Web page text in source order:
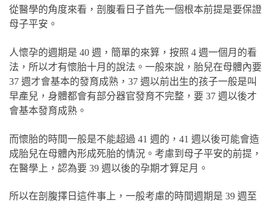
從醫學的角度來看，剖腹看日子首先一個根本前提是要保證
母子平安。
人懷孕的週期是 40 週，簡單的來算，按照 4 週一個月的看
法，所以才有懷胎十月的說法。一般來說，胎兒在母體內要
37 週才會基本的發育成熟，37 週以前出生的孩子一般是叫
早產兒，身體都會有部分器官發育不完整，要 37 週以後才
會基本發育成熟。
而懷胎的時間一般是不能超過 41 週的，41 週以後可能會造
成胎兒在母體內形成死胎的情況。考慮到母子平安的前提，
在醫學上，認為要 39 週以後的孕期才算足月。
所以在剖腹擇日這件事上，一般考慮的時間週期是 39 週至